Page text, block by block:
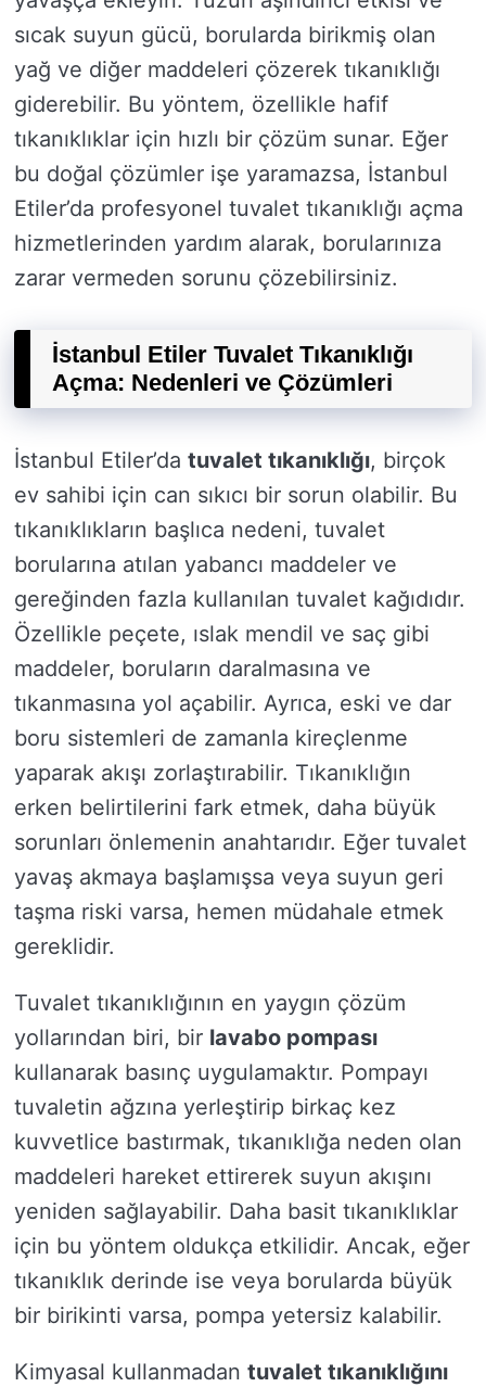
sıcak suyun gücü, borularda birikmiş olan
yağ ve diğer maddeleri çözerek tıkanıklığı
giderebilir. Bu yöntem, özellikle hafif
tıkanıklıklar için hızlı bir çözüm sunar. Eğer
bu doğal çözümler işe yaramazsa, İstanbul
Etiler’da profesyonel tuvalet tıkanıklığı açma
hizmetlerinden yardım alarak, borularınıza
zarar vermeden sorunu çözebilirsiniz.
İstanbul Etiler Tuvalet Tıkanıklığı
Açma: Nedenleri ve Çözümleri
İstanbul Etiler’da tuvalet tıkanıklığı, birçok
ev sahibi için can sıkıcı bir sorun olabilir. Bu
tıkanıklıkların başlıca nedeni, tuvalet
borularına atılan yabancı maddeler ve
gereğinden fazla kullanılan tuvalet kağıdıdır.
Özellikle peçete, ıslak mendil ve saç gibi
maddeler, boruların daralmasına ve
tıkanmasına yol açabilir. Ayrıca, eski ve dar
boru sistemleri de zamanla kireçlenme
yaparak akışı zorlaştırabilir. Tıkanıklığın
erken belirtilerini fark etmek, daha büyük
sorunları önlemenin anahtarıdır. Eğer tuvalet
yavaş akmaya başlamışsa veya suyun geri
taşma riski varsa, hemen müdahale etmek
gereklidir.
Tuvalet tıkanıklığının en yaygın çözüm
yollarından biri, bir lavabo pompası
kullanarak basınç uygulamaktır. Pompayı
tuvaletin ağzına yerleştirip birkaç kez
kuvvetlice bastırmak, tıkanıklığa neden olan
maddeleri hareket ettirerek suyun akışını
yeniden sağlayabilir. Daha basit tıkanıklıklar
için bu yöntem oldukça etkilidir. Ancak, eğer
tıkanıklık derinde ise veya borularda büyük
bir birikinti varsa, pompa yetersiz kalabilir.
Kimyasal kullanmadan tuvalet tıkanıklığını